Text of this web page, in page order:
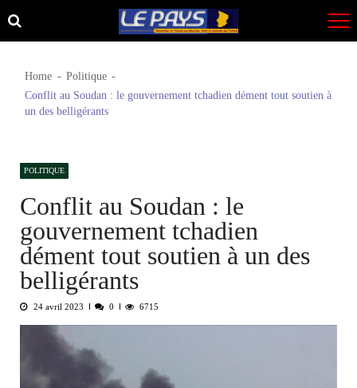
Skip
to
Skip
to
Home
Politique
Conflit au Soudan : le gouvernement tchadien dément tout soutien à
un des belligérants
POLITIQUE
Conflit au Soudan : le
gouvernement tchadien
dément tout soutien à un des
belligérants
24 avril 2023 0 6715